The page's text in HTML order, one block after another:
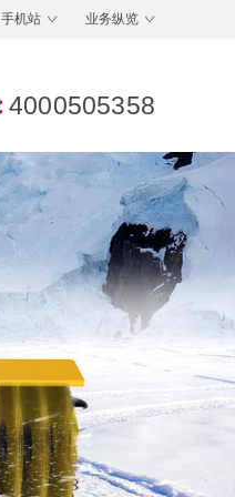
手机站 业务纵览
4000505358